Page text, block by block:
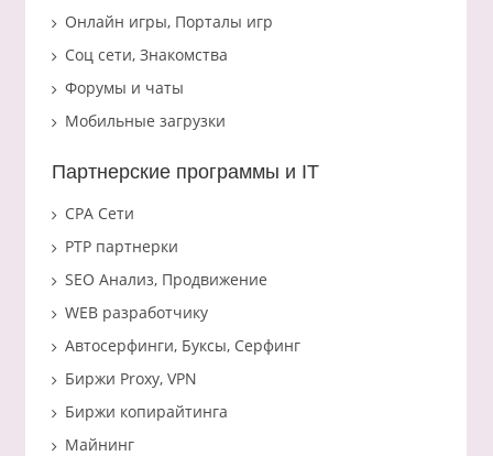
Онлайн игры, Порталы игр
Соц сети, Знакомства
Форумы и чаты
Мобильные загрузки
Партнерские программы и IT
CPA Сети
PTP партнерки
SEO Анализ, Продвижение
WEB разработчику
Автосерфинги, Буксы, Серфинг
Биржи Proxy, VPN
Биржи копирайтинга
Майнинг